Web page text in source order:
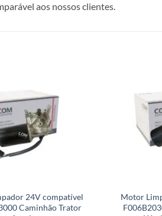
aos nossos clientes.
24V compatível
Caminhão Trator
Motor